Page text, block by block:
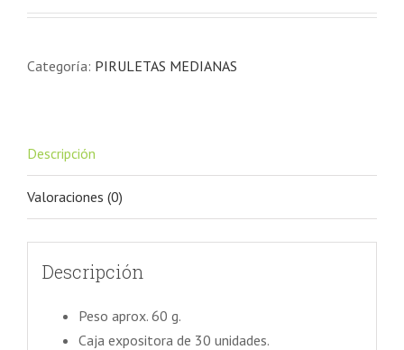
Categoría: PIRULETAS MEDIANAS
Descripción
Valoraciones (0)
Descripción
Peso aprox. 60 g.
Caja expositora de 30 unidades.